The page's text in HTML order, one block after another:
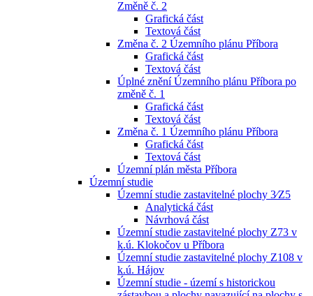
Změně č. 2
Grafická část
Textová část
Změna č. 2 Územního plánu Příbora
Grafická část
Textová část
Úplné znění Územního plánu Příbora po
změně č. 1
Grafická část
Textová část
Změna č. 1 Územního plánu Příbora
Grafická část
Textová část
Územní plán města Příbora
Územní studie
Územní studie zastavitelné plochy 3⁄Z5
Analytická část
Návrhová část
Územní studie zastavitelné plochy Z73 v
k.ú. Klokočov u Příbora
Územní studie zastavitelné plochy Z108 v
k.ú. Hájov
Územní studie - území s historickou